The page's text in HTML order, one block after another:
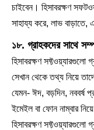
চাইবেন। হিসাবরক্ষণ
সাহায্য করে, লাভ
১৮. গ্রাহকদের সাথে
হিসাবরক্ষণ সফ্টওয়্যারগুলো
সেখান থেকে তথ্য নিয়ে
যেমন- ঈদ, বড়দিন, নববর্ষ
ইমেইল বা ফোন নাম্বার
হিসাবরক্ষণ সফ্টওয়্যারগুলো